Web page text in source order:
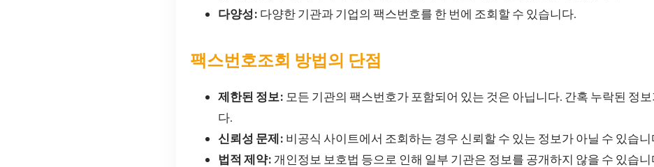
다양성: 다양한 기관과 기업의 팩스번호를 한 번에 조회할 수 있습니다.
팩스번호조회 방법의 단점
제한된 정보: 모든 기관의 팩스번호가 포함되어 있는 것은 아닙니다. 간혹 누락된 정
다.
신뢰성 문제: 비공식 사이트에서 조회하는 경우 신뢰할 수 있는 정보가 아닐 수 있습니
법적 제약: 개인정보 보호법 등으로 인해 일부 기관은 정보를 공개하지 않을 수 있습니